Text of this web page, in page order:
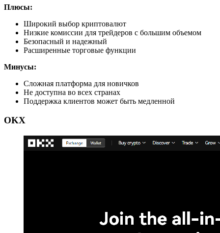
Плюсы:
Широкий выбор криптовалют
Низкие комиссии для трейдеров с большим объемом
Безопасный и надежный
Расширенные торговые функции
Минусы:
Сложная платформа для новичков
Не доступна во всех странах
Поддержка клиентов может быть медленной
OKX